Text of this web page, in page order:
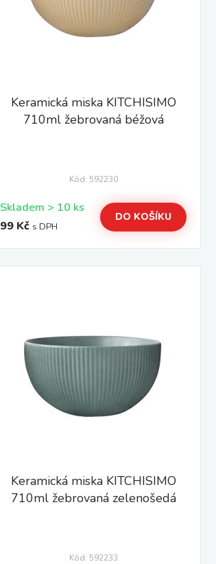
Keramická miska KITCHISIMO
710ml žebrovaná béžová
Kód: 592230
Skladem > 10 ks
99 Kč s DPH
DO KOŠÍKU
Keramická miska KITCHISIMO
710ml žebrovaná zelenošedá
Kód: 592233